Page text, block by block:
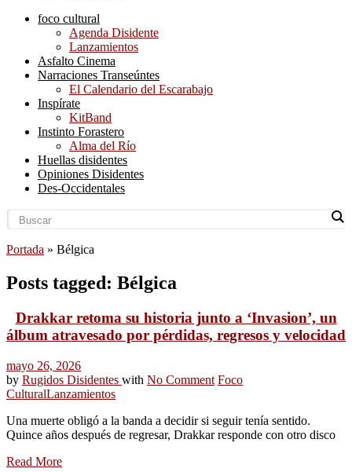
foco cultural
Agenda Disidente
Lanzamientos
Asfalto Cinema
Narraciones Transeúntes
El Calendario del Escarabajo
Inspírate
KitBand
Instinto Forastero
Alma del Río
Huellas disidentes
Opiniones Disidentes
Des-Occidentales
Portada » Bélgica
Posts tagged: Bélgica
Drakkar retoma su historia junto a ‘Invasion’, un
álbum atravesado por pérdidas, regresos y velocidad
mayo 26, 2026
by Rugidos Disidentes with No Comment Foco
CulturalLanzamientos
Una muerte obligó a la banda a decidir si seguir tenía sentido.
Quince años después de regresar, Drakkar responde con otro disco
Read More